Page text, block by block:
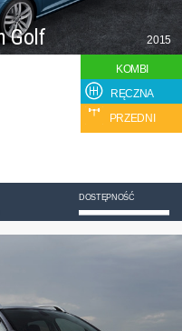
Golf 2015
KOMBI
RĘCZNA
PRZEDNI
DOSTĘPNOŚĆ